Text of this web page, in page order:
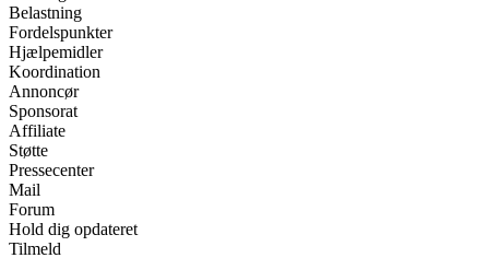
Belastning
Fordelspunkter
Hjælpemidler
Koordination
Annoncør
Sponsorat
Affiliate
Støtte
Pressecenter
Mail
Forum
Hold dig opdateret
Tilmeld